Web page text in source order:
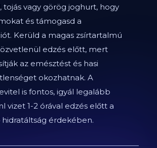
tojás vagy görög joghurt, hogy
és támogasd a
Kerüld a magas zsírtartalmú
edzés előtt, mert
az emésztést és hasi
okozhatnak. A
is fontos, igyál legalább
vizet 1-2 órával edzés előtt a
érdekében.